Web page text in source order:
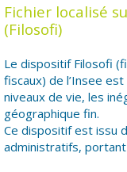
Fichier localisé
(Filosofi)
Le dispositif Filosofi
fiscaux) de l’Insee
niveaux de vie, les
géographique fin.
Ce dispositif est issu
administratifs, portant